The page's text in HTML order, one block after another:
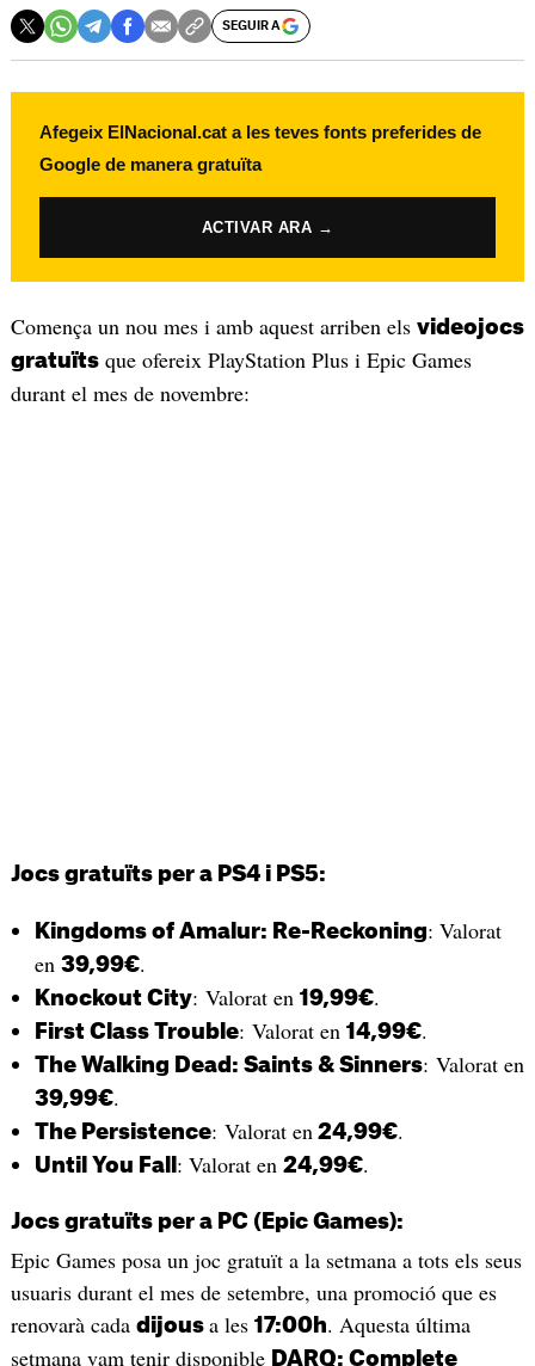
SEGUIR A
Afegeix ElNacional.cat a les teves fonts preferides de
Google de manera gratuïta
ACTIVAR ARA →
Comença un nou mes i amb aquest arriben els videojocs
gratuïtsque ofereix PlayStation Plus i Epic Games
durant el mes de novembre:
Jocs gratuïts per a PS4 i PS5:
Kingdoms of Amalur: Re-Reckoning: Valorat
en 39,99€.
Knockout City: Valorat en 19,99€.
First Class Trouble: Valorat en 14,99€.
The Walking Dead: Saints & Sinners: Valorat en
39,99€.
The Persistence: Valorat en 24,99€.
Until You Fall : Valorat en 24,99€.
Jocs gratuïts per a PC (Epic Games):
Epic Games posa un joc gratuït a la setmana a tots els seus
usuaris durant el mes de setembre, una promoció que es
renovarà cada dijous a les 17:00h. Aquesta última
setmana vam tenir disponible DARQ: Complete